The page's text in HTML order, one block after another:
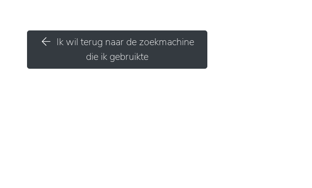
Ik wil terug naar de zoekmachine
die ik gebruikte